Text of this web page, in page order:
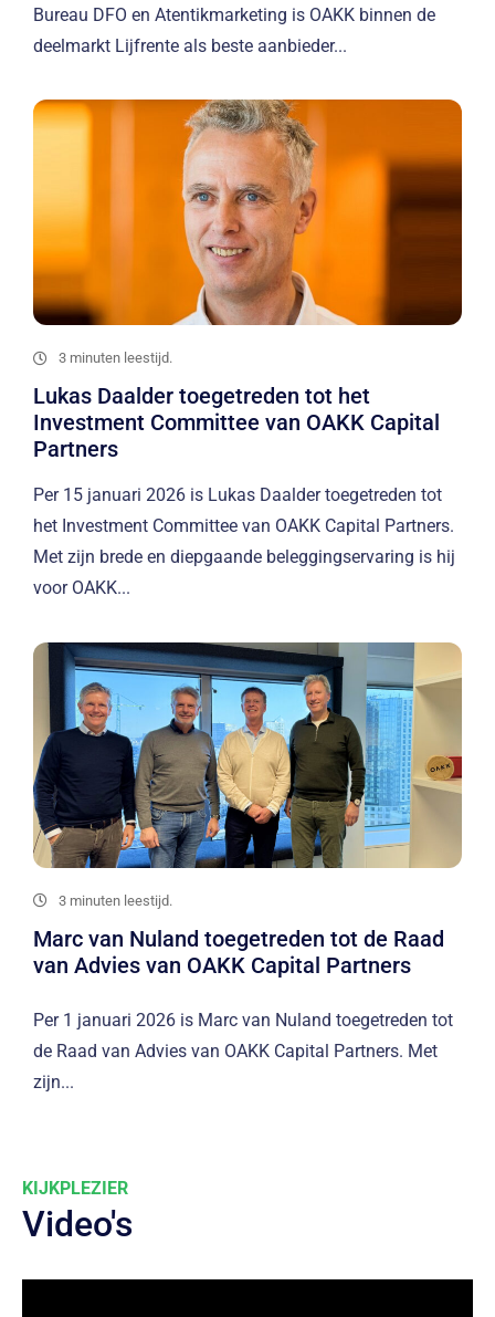
Bureau DFO en Atentikmarketing is OAKK binnen de
deelmarkt Lijfrente als beste aanbieder...
3 minuten leestijd.
Lukas Daalder toegetreden tot het
Investment Committee van OAKK Capital
Partners
Per 15 januari 2026 is Lukas Daalder toegetreden tot
het Investment Committee van OAKK Capital Partners.
Met zijn brede en diepgaande beleggingservaring is hij
voor OAKK...
3 minuten leestijd.
Marc van Nuland toegetreden tot de Raad
van Advies van OAKK Capital Partners
Per 1 januari 2026 is Marc van Nuland toegetreden tot
de Raad van Advies van OAKK Capital Partners. Met
zijn...
KIJKPLEZIER
Video's